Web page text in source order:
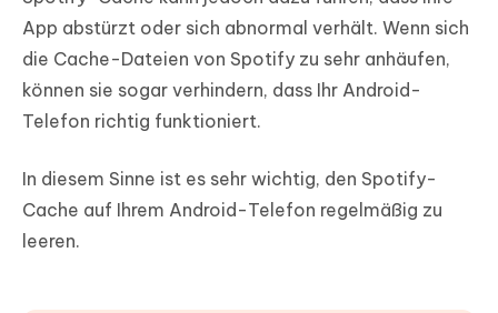
App abstürzt oder sich abnormal verhält. Wenn sich
die Cache-Dateien von Spotify zu sehr anhäufen,
können sie sogar verhindern, dass Ihr Android-
Telefon richtig funktioniert.
In diesem Sinne ist es sehr wichtig, den Spotify-
Cache auf Ihrem Android-Telefon regelmäßig zu
leeren.